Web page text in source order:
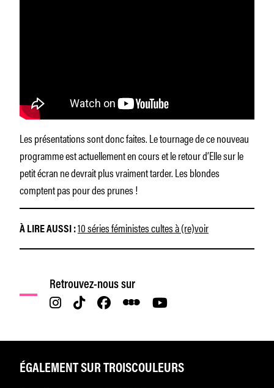
Les présentations sont donc faites. Le tournage de ce nouveau
programme est actuellement en cours et le retour d’Elle sur le
petit écran ne devrait plus vraiment tarder. Les blondes
comptent pas pour des prunes !
À LIRE AUSSI :10 séries féministes cultes à (re)voir
Retrouvez-nous sur
ÉGALEMENT SUR TROISCOULEURS